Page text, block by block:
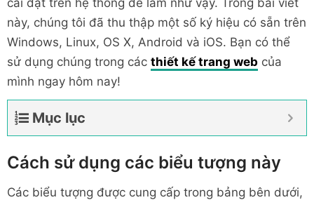
cài đặt trên hệ thống để làm như vậy. Trong bài viết
này, chúng tôi đã thu thập một số ký hiệu có sẵn trên
Windows, Linux, OS X, Android và iOS. Bạn có thể
sử dụng chúng trong các thiết kế trang web của
mình ngay hôm nay!
Mục lục
Cách sử dụng các biểu tượng này
Các biểu tượng được cung cấp trong bảng bên dưới,